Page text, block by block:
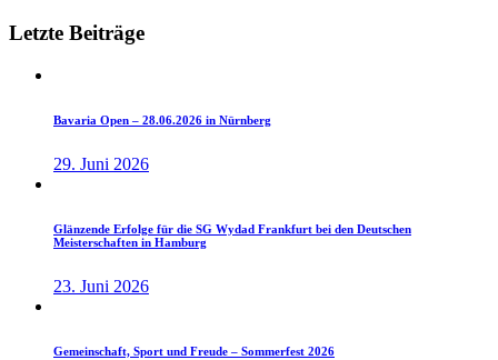
Letzte Beiträge
Bavaria Open – 28.06.2026 in Nürnberg
29. Juni 2026
Glänzende Erfolge für die SG Wydad Frankfurt bei den Deutschen
Meisterschaften in Hamburg
23. Juni 2026
Gemeinschaft, Sport und Freude – Sommerfest 2026